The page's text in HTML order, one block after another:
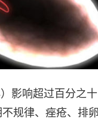
影响超过百分之
规律、痤疮、排